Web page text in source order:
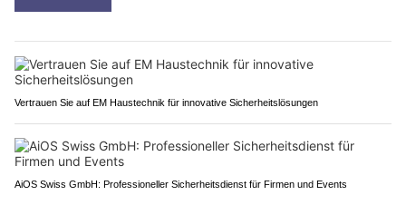
Vertrauen Sie auf EM Haustechnik für innovative Sicherheitslösungen
AiOS Swiss GmbH: Professioneller Sicherheitsdienst für Firmen und Events